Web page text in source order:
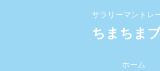
サラリーマントレ
ちまちま
ホーム